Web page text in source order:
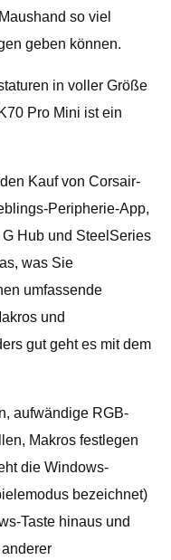
so viel
geben können.
in voller Größe
Pro Mini ist ein
Kauf von Corsair-
Peripherie-App,
Hub und SteelSeries
was Sie
umfassende
und
gut geht es mit dem
aufwändige RGB-
Makros festlegen
die Windows-
bezeichnet)
Taste hinaus und